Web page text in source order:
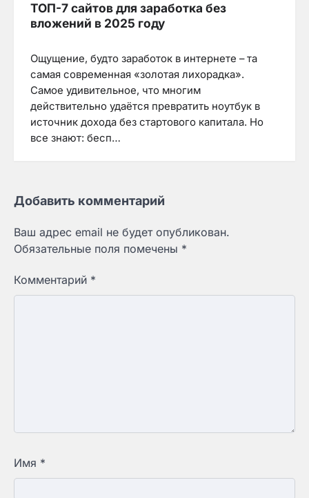
ТОП-7 сайтов для заработка без
вложений в 2025 году
Ощущение, будто заработок в интернете – та
самая современная «золотая лихорадка».
Самое удивительное, что многим
действительно удаётся превратить ноутбук в
источник дохода без стартового капитала. Но
все знают: бесп…
Добавить комментарий
Ваш адрес email не будет опубликован.
Обязательные поля помечены *
Комментарий *
Имя *